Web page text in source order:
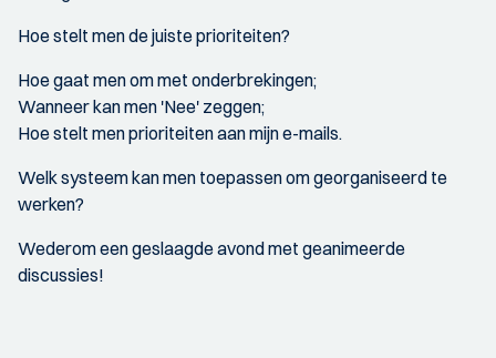
Hoe stelt men de juiste prioriteiten?
Hoe gaat men om met onderbrekingen;
Wanneer kan men 'Nee' zeggen;
Hoe stelt men prioriteiten aan mijn e-mails.
Welk systeem kan men toepassen om georganiseerd te
werken?
Wederom een geslaagde avond met geanimeerde
discussies!